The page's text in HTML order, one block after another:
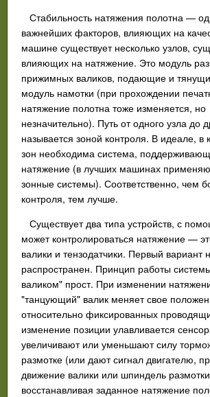
Стабильность натяжения полотна —
важнейших факторов, влияющих на
машине существует несколько узлов,
влияющих на натяжение. Это модуль
прижимных валиков, подающие и
модуль намотки (при прохождении
натяжение полотна тоже изменяется, но
незначительно). Путь от одного узла до
называется зоной контроля. В идеале, в
зон необходима система,
натяжение (в лучших машинах
зонные системы). Соответственно, чем
контроля, тем лучше.
Существует два типа устройств, с
может контролироваться натяжение —
валики и тензодатчики. Первый вариант
распространен. Принцип работы
валиком" прост. При изменении
"танцующий" валик меняет свое
относительно фиксированных
изменение позиции улавливается
увеличивают или уменьшают силу
размотке (или дают сигнал двигателю,
движение валики или шпиндель
восстанавливая заданное натяжение